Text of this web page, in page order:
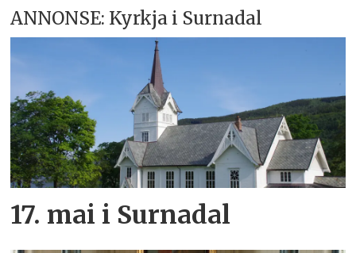
ANNONSE: Kyrkja i Surnadal
17. mai i Surnadal